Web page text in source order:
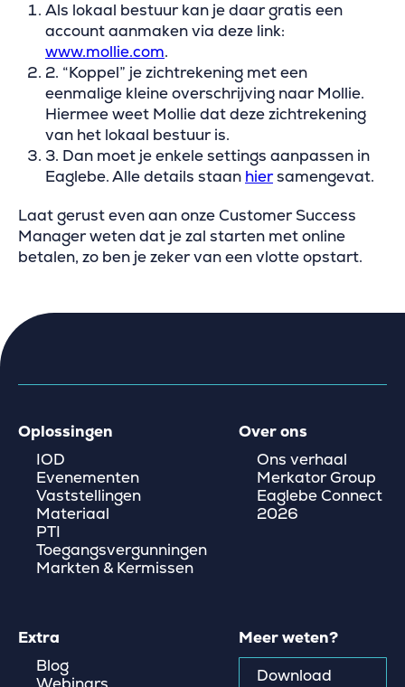
Als lokaal bestuur kan je daar gratis een
account aanmaken via deze link:
www.mollie.com.
2. “Koppel” je zichtrekening met een
eenmalige kleine overschrijving naar Mollie.
Hiermee weet Mollie dat deze zichtrekening
van het lokaal bestuur is.
3. Dan moet je enkele settings aanpassen in
Eaglebe. Alle details staan hiersamengevat.
Laat gerust even aan onze Customer Success
Manager weten dat je zal starten met online
betalen, zo ben je zeker van een vlotte opstart.
Oplossingen
IOD
Evenementen
Vaststellingen
Materiaal
PTI
Toegangsvergunningen
Markten & Kermissen
Over ons
Ons verhaal
Merkator Group
Eaglebe Connect
2026
Extra
Blog
Meer weten?
Download